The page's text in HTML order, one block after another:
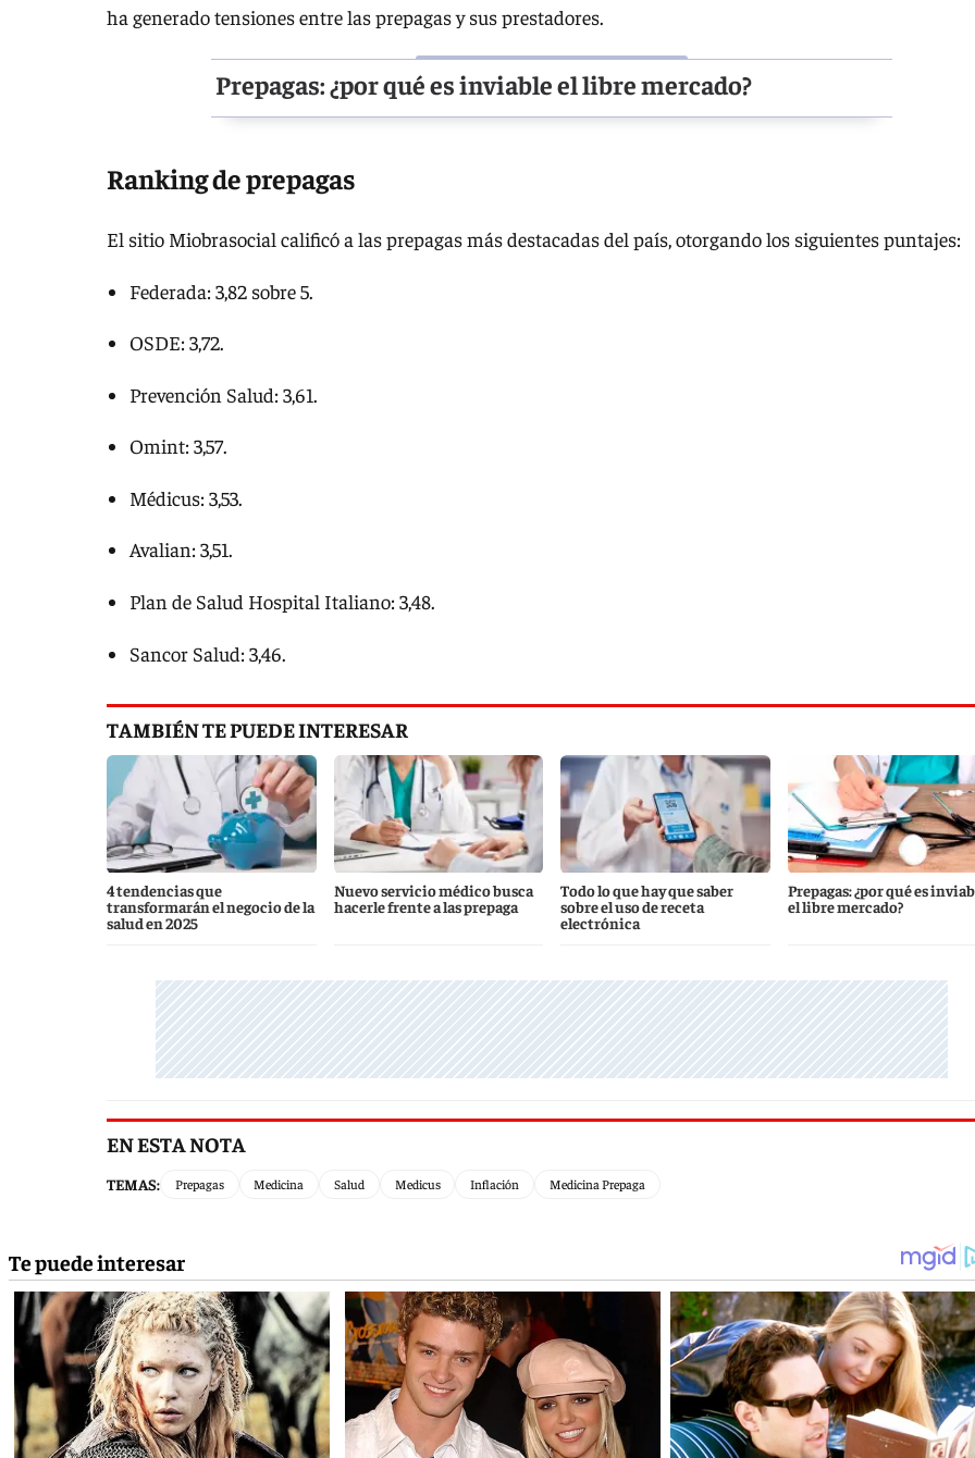
ha generado tensiones entre las prepagas y sus prestadores.
Prepagas: ¿por qué es inviable el libre mercado?
Ranking de prepagas
El sitio Miobrasocial calificó a las prepagas más destacadas del país, otorgando los siguientes puntajes:
Federada: 3,82 sobre 5.
OSDE: 3,72.
Prevención Salud: 3,61.
Omint: 3,57.
Médicus: 3,53.
Avalian: 3,51.
Plan de Salud Hospital Italiano: 3,48.
Sancor Salud: 3,46.
TAMBIÉN TE PUEDE INTERESAR
4 tendencias que
transformarán el negocio de la
salud en 2025
Nuevo servicio médico busca
hacerle frente a las prepaga
Todo lo que hay que saber
sobre el uso de receta
electrónica
Prepagas: ¿por qué es
el libre mercado?
EN ESTA NOTA
TEMAS: Prepagas Medicina Salud Medicus Inflación Medicina Prepaga